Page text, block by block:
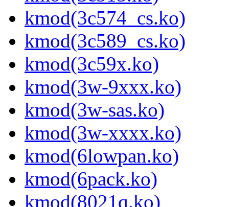
kmod(3c574_cs.ko)
kmod(3c589_cs.ko)
kmod(3c59x.ko)
kmod(3w-9xxx.ko)
kmod(3w-sas.ko)
kmod(3w-xxxx.ko)
kmod(6lowpan.ko)
kmod(6pack.ko)
kmod(8021q.ko)